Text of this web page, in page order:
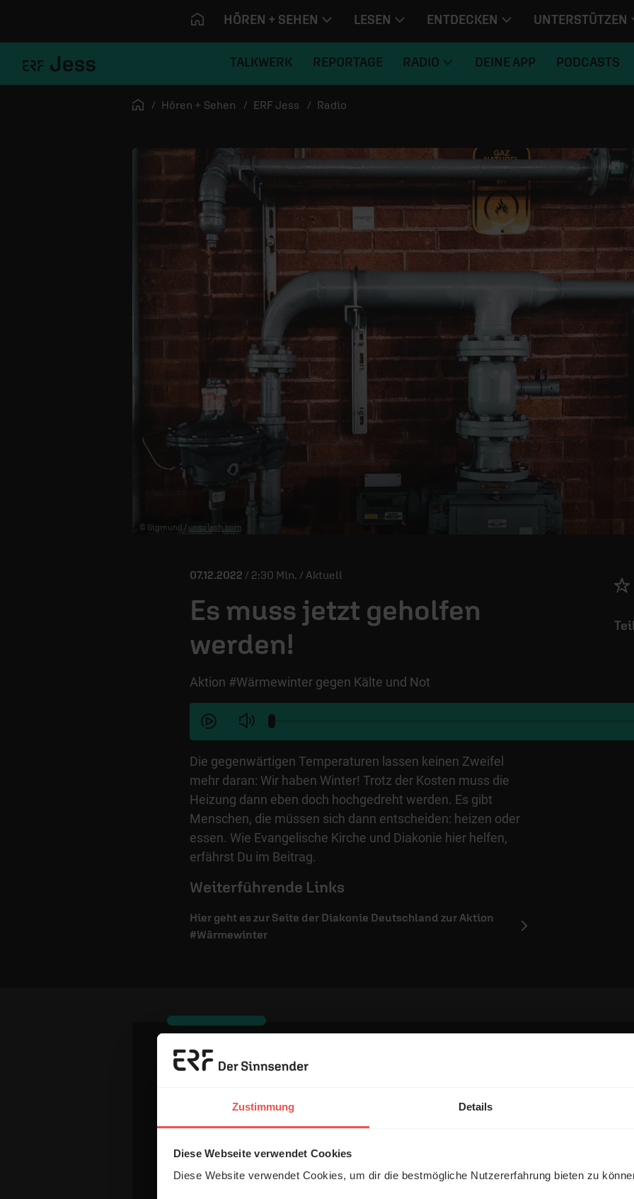
Zustimmung Details
Diese Webseite verwendet Cookies
Diese Website verwendet Cookies, um dir die bestmögliche Nutzererfahrung bieten zu
HÖREN + SEHEN LESEN ENTDECKEN UNTERSTÜTZEN
TALKWERK REPORTAGE RADIO DEINE APP PODCASTS
Startseite
Hören + Sehen ERF Jess Radio
© Sigmund / unsplash.com
07.12.2022 / 2:30 Min. / Aktuell
Es muss jetzt geholfen
werden!
Aktion #Wärmewinter gegen Kälte und Not
Die gegenwärtigen Temperaturen lassen keinen Zweifel
mehr daran: Wir haben Winter! Trotz der Kosten muss die
Heizung dann eben doch hochgedreht werden. Es gibt
Menschen, die müssen sich dann entscheiden: heizen oder
essen. Wie Evangelische Kirche und Diakonie hier helfen,
erfährst Du im Beitrag.
Weiterführende Links
Hier geht es zur Seite der Diakonie Deutschland zur Aktion
#Wärmewinter
Dein Kommentar
Name: